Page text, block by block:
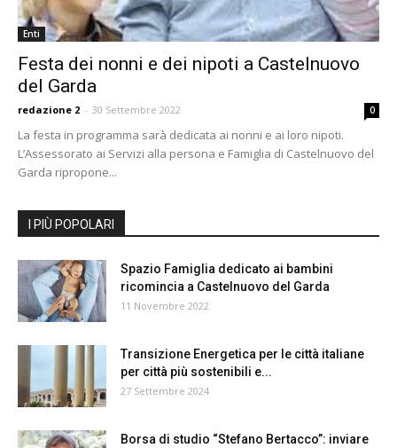
Enti
Festa dei nonni e dei nipoti a Castelnuovo
del Garda
redazione 2 - 30 Settembre 2022 0
La festa in programma sarà dedicata ai nonni e ai loro nipoti.
L’Assessorato ai Servizi alla persona e Famiglia di Castelnuovo del
Garda ripropone...
I PIÙ POPOLARI
Spazio Famiglia dedicato ai bambini
ricomincia a Castelnuovo del Garda
11 Novembre 2022
Transizione Energetica per le città italiane
per città più sostenibili e...
27 Settembre 2024
Borsa di studio “Stefano Bertacco”: inviare